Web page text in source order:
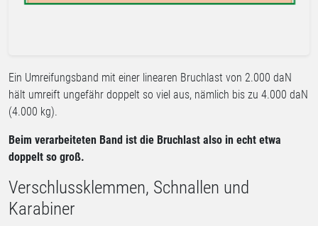
Ein Umreifungsband mit einer linearen Bruchlast von 2.000 daN
hält umreift ungefähr doppelt so viel aus, nämlich bis zu 4.000 daN
(4.000 kg).
Beim verarbeiteten Band ist die Bruchlast also in echt etwa
doppelt so groß.
Verschlussklemmen, Schnallen und
Karabiner